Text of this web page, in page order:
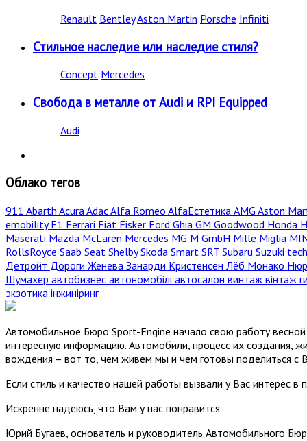
Renault BentleyAston Martin Porsche Infiniti
Стильное наследие или наследие стиля?
Concept Mercedes
Свобода в металле от Audi и RPI Equipped
Audi
Облако тегов
911 Abarth AcuraAdacAlfa Romeo AlfaЕстетика AMG Aston
emobilityF1 Ferrari Fiat Fisker Ford Ghia GM Goodwood Honda
Maserati Mazda McLaren Mercedes MG M GmbH Mille Miglia
RollsRoyce Saab Seat ShelbySkoda Smart SRT Subaru Suzuki
Детройт Дороги Женева Занарди Кристенсен Лёб Монако
Шумахер автобизнес автономобілі автосалон винтаж вінтаж
экзотика інжиніринг
Автомобильное Бюро Sport-Engine начало свою работу
интересную информацию. Автомобили, процесс их создания,
вождения – вот то, чем живем мы и чем готовы поделиться с
Если стиль и качество нашей работы вызвали у Вас интерес в
Искренне надеюсь, что Вам у нас понравится.
Юрий Бугаев, основатель и руководитель Автомобильного